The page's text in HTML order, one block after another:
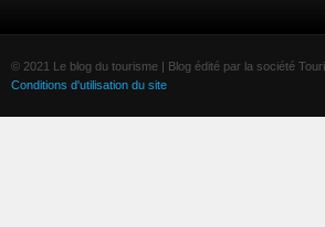
© 2021 Le blog du tourisme | Blog édité par la société
Conditions d'utilisation du site